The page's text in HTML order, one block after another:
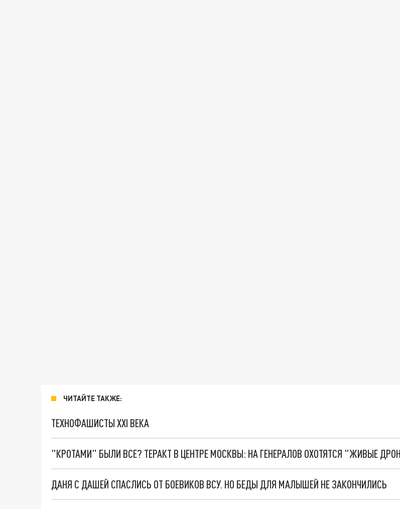
ЧИТАЙТЕ ТАКЖЕ:
ТЕХНОФАШИСТЫ XXI ВЕКА
"КРОТАМИ" БЫЛИ ВСЕ? ТЕРАКТ В ЦЕНТРЕ МОСКВЫ: НА ГЕНЕРАЛОВ ОХОТЯТСЯ "ЖИВЫЕ
ДАНЯ С ДАШЕЙ СПАСЛИСЬ ОТ БОЕВИКОВ ВСУ. НО БЕДЫ ДЛЯ МАЛЫШЕЙ НЕ ЗАКОНЧИЛИСЬ